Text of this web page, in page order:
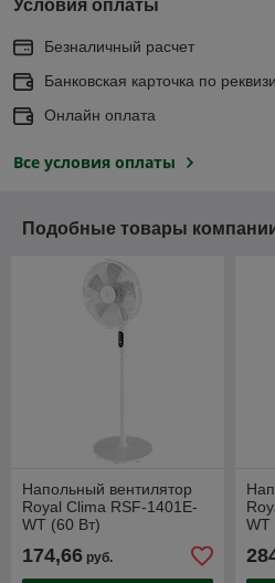
Условия оплаты
Безналичный расчет
Банковская карточка по
Онлайн оплата
Все условия оплаты
Подобные товары
Напольный вентилятор
Royal Clima RSF-1401E-
WT (60 Вт)
174,66 руб.
WT